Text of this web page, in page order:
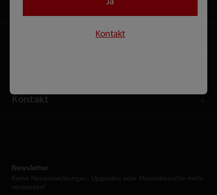
Kontakt
Newsletter
Keine Neuent­wicklungen, Upgrades oder Messebesuche mehr
verpassen!
Ja
Kontakt